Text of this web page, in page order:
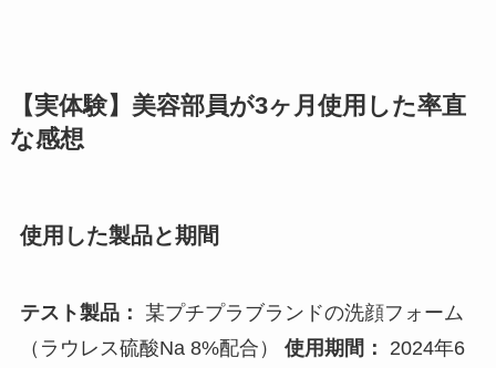
【実体験】美容部員が3ヶ月使用した率直
な感想
使用した製品と期間
テスト製品：
某プチプラブランドの洗顔フォーム
（ラウレス硫酸Na 8%配合） 使用期間：
2024年6